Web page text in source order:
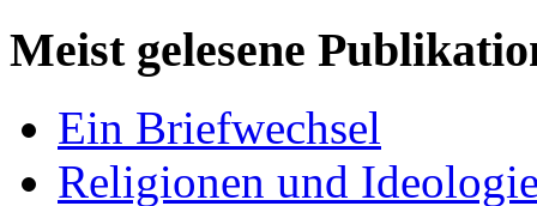
Meist gelesene
Ein Briefwechsel
Religionen und